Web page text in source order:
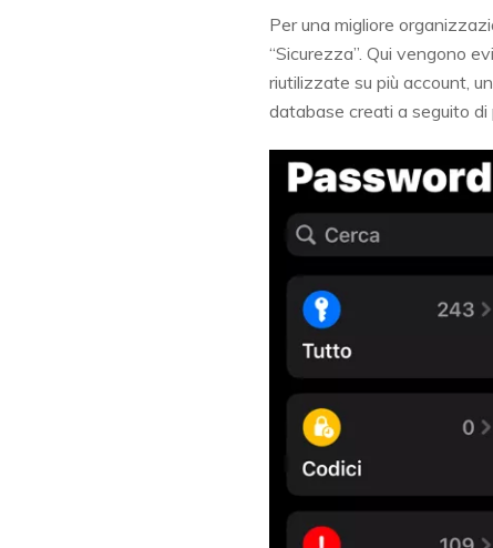
Per una migliore
“Sicurezza”. Qui vengono
riutilizzate su più account,
database creati a seguito